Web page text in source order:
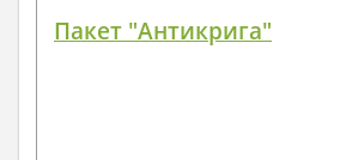
Пакет "Антикрига"